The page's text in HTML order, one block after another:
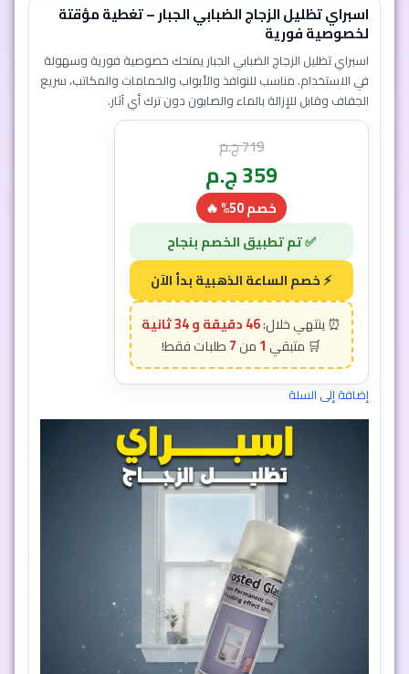
اسبراي تظليل الزجاج الضبابي الجبار – تغطية مؤقتة
لخصوصية فورية
اسبراي تظليل الزجاج الضبابي الجبار يمنحك خصوصية فورية وسهولة
في الاستخدام. مناسب للنوافذ والأبواب والحمامات والمكاتب، سريع
الجفاف وقابل للإزالة بالماء والصابون دون ترك أي آثار.
719ج.م
359ج.م
خصم 50% 🔥
46 دقيقة و 31 ثانية
1
7
إضافة إلى السلة